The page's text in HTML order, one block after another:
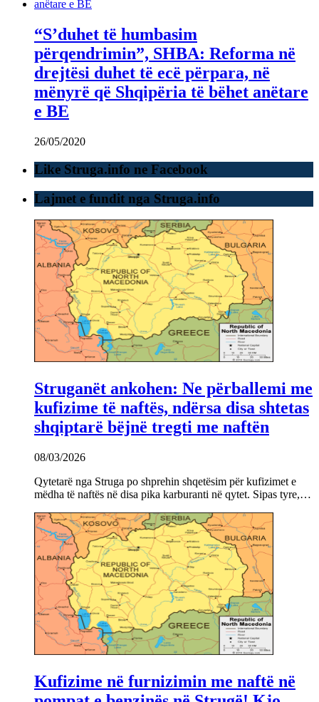
“S’duhet të humbasim
përqendrimin”, SHBA: Reforma në
drejtësi duhet të ecë përpara, në
mënyrë që Shqipëria të bëhet anëtare
e BE
26/05/2020
Like Struga.info ne Facebook
Lajmet e fundit nga Struga.info
Struganët ankohen: Ne përballemi me
kufizime të naftës, ndërsa disa shtetas
shqiptarë bëjnë tregti me naftën
08/03/2026
Qytetarë nga Struga po shprehin shqetësim për kufizimet e
mëdha të naftës në disa pika karburanti në qytet. Sipas tyre,…
Kufizime në furnizimin me naftë në